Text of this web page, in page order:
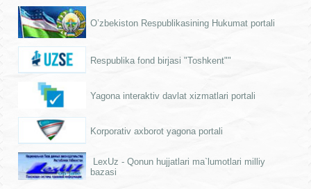
O’zbekiston Respublikasining Hukumat portali
Respublika fond birjasi "Toshkent""
Yagona interaktiv davlat xizmatlari portali
Korporativ axborot yagona portali
LexUz - Qonun hujjatlari ma`lumotlari milliy
bazasi